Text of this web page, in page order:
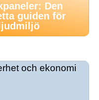
Den
guiden för